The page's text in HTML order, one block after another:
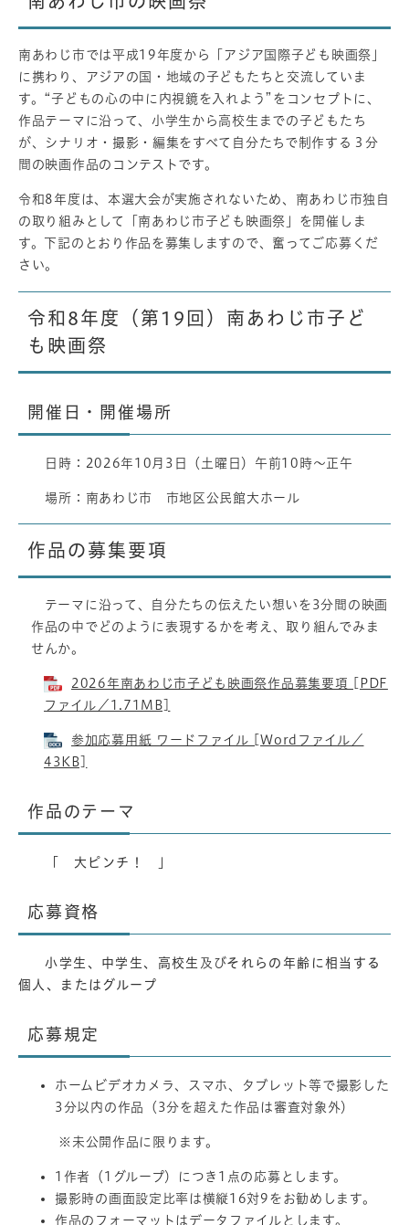
南あわじ市では平成19年度から「アジア国際子ども映画祭」
に携わり、アジアの国・地域の子どもたちと交流していま
す。“子どもの心の中に内視鏡を入れよう”をコンセプトに、
作品テーマに沿って、小学生から高校生までの子どもたち
が、シナリオ・撮影・編集をすべて自分たちで制作する３分
間の映画作品のコンテストです。
令和8年度は、本選大会が実施されないため、南あわじ市独自
の取り組みとして「南あわじ市子ども映画祭」を開催しま
す。下記のとおり作品を募集しますので、奮ってご応募くだ
さい。
令和8年度（第19回）南あわじ市子ど
も映画祭
開催日・開催場所
日時：2026年10月3日（土曜日）午前10時～正午
場所：南あわじ市 市地区公民館大ホール
作品の募集要項
テーマに沿って、自分たちの伝えたい想いを3分間の映画
作品の中でどのように表現するかを考え、取り組んでみま
せんか。
2026年南あわじ市子ども映画祭作品募集要項 [PDF
ファイル／1.71MB]
参加応募用紙 ワードファイル [Wordファイル／
43KB]
作品のテーマ
「 大ピンチ！ 」
応募資格
小学生、中学生、高校生 及びそれらの年齢に相当する
個人、またはグループ​
応募規定
ホームビデオカメラ、スマホ、タブレット等で撮影した
3分以内の作品（3分を超えた作品は審査対象外）
※未公開作品に限ります。
1作者（1グループ）につき1点の応募とします。
撮影時の画面設定比率は横縦16対9をお勧めします。
作品のフォーマットはデータファイルとします。